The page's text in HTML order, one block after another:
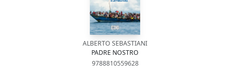
ALBERTO SEBASTIANI
PADRE NOSTRO
9788810559628